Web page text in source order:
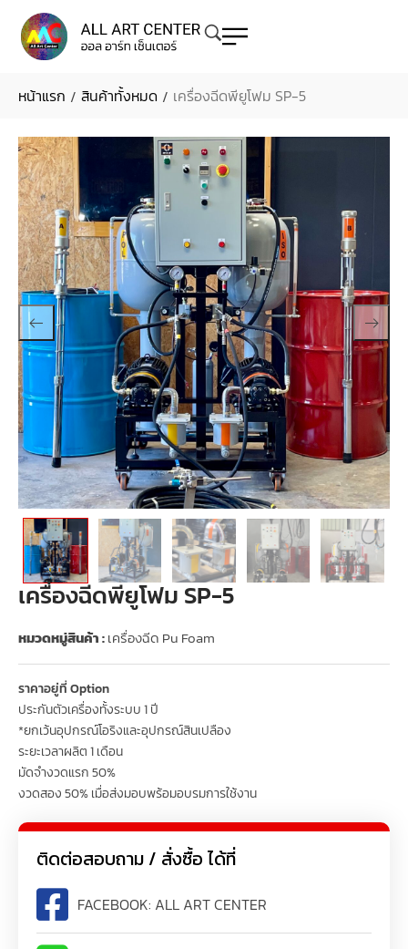
หน้าแรก / สินค้าทั้งหมด / เครื่องฉีดพียูโฟม SP-5
เครื่องฉีดพียูโฟม SP-5
หมวดหมู่สินค้า :เครื่องฉีด Pu Foam
ราคาอยู่ที่ Option
ประกันตัวเครื่องทั้งระบบ 1 ปี
*ยกเว้นอุปกรณ์โอริงและอุปกรณ์สินเปลือง
ระยะเวลาผลิต 1 เดือน
มัดจำงวดแรก 50%
งวดสอง 50% เมื่อส่งมอบพร้อมอบรมการใช้งาน
ติดต่อสอบถาม / สั่งซื้อ ได้ที่
FACEBOOK: ALL ART CENTER